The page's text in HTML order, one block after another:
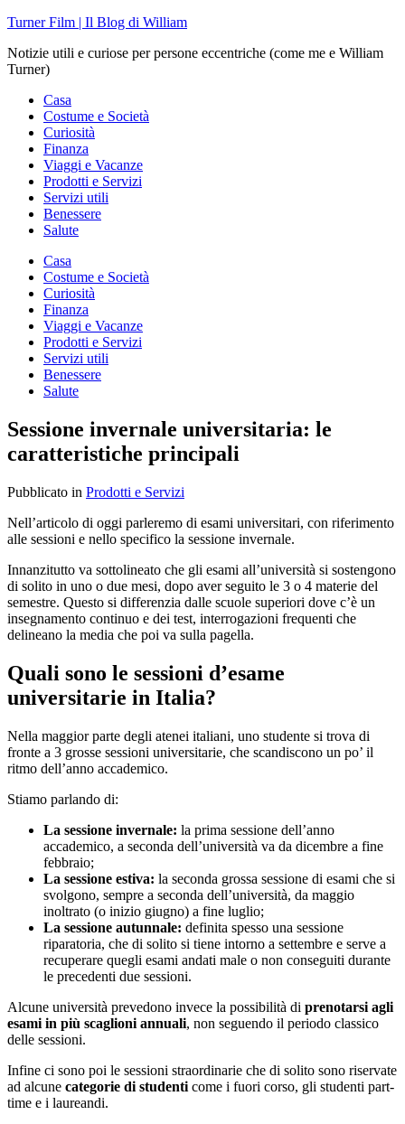
Skip
content
Turner Film | Il Blog di William
Notizie utili e curiose per persone eccentriche (come me e William
Turner)
Casa
Costume e Società
Curiosità
Finanza
Viaggi e Vacanze
Prodotti e Servizi
Servizi utili
Benessere
Salute
Casa
Costume e Società
Curiosità
Finanza
Viaggi e Vacanze
Prodotti e Servizi
Servizi utili
Benessere
Salute
Sessione invernale universitaria: le
caratteristiche principali
Pubblicato in Prodotti e Servizi
Nell’articolo di oggi parleremo di esami universitari, con riferimento
alle sessioni e nello specifico la sessione invernale.
Innanzitutto va sottolineato che gli esami all’università si sostengono
di solito in uno o due mesi, dopo aver seguito le 3 o 4 materie del
semestre. Questo si differenzia dalle scuole superiori dove c’è un
insegnamento continuo e dei test, interrogazioni frequenti che
delineano la media che poi va sulla pagella.
Quali sono le sessioni d’esame
universitarie in Italia?
Nella maggior parte degli atenei italiani, uno studente si trova di
fronte a 3 grosse sessioni universitarie, che scandiscono un po’ il
ritmo dell’anno accademico.
Stiamo parlando di:
La sessione invernale: la prima sessione dell’anno
accademico, a seconda dell’università va da dicembre a fine
febbraio;
La sessione estiva: la seconda grossa sessione di esami che si
svolgono, sempre a seconda dell’università, da maggio
inoltrato (o inizio giugno) a fine luglio;
La sessione autunnale: definita spesso una sessione
riparatoria, che di solito si tiene intorno a settembre e serve a
recuperare quegli esami andati male o non conseguiti durante
le precedenti due sessioni.
Alcune università prevedono invece la possibilità di prenotarsi agli
esami in più scaglioni annuali, non seguendo il periodo classico
delle sessioni.
Infine ci sono poi le sessioni straordinarie che di solito sono riservate
ad alcune categorie di studenti come i fuori corso, gli studenti part-
time e i laureandi.